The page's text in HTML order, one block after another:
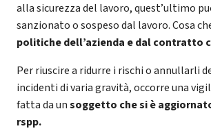
alla sicurezza del lavoro, quest’ultimo
sanzionato o sospeso dal lavoro. Cosa
politiche dell’azienda e dal contratto
Per riuscire a ridurre i rischi o annullarli
incidenti di varia gravità, occorre una
fatta da unsoggetto che si è
rspp.